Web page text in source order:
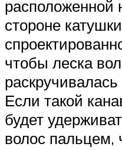
расположенной
стороне
чтобы леска
Если такой
будет
волос пальцем,